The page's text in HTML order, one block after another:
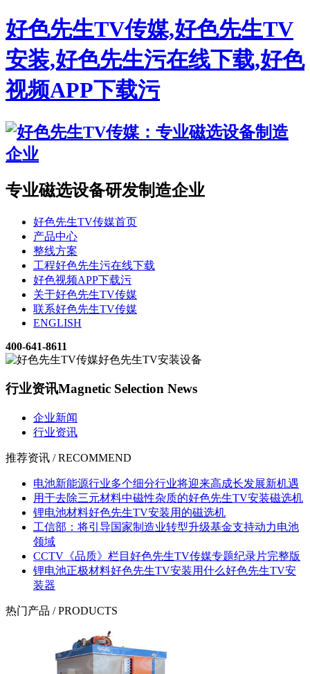
好色先生TV传媒,好色先生TV
安装,好色先生污在线下载,好色
视频APP下载污
专业磁选设备研发制造企业
好色先生TV传媒首页
产品中心
整线方案
工程好色先生污在线下载
好色视频APP下载污
关于好色先生TV传媒
联系好色先生TV传媒
ENGLISH
400-641-8611
行业资讯Magnetic Selection News
企业新闻
行业资讯
推荐资讯 / RECOMMEND
电池新能源行业多个细分行业将迎来高成长发展新机遇
用于去除三元材料中磁性杂质的好色先生TV安装磁选机
锂电池材料好色先生TV安装用的磁选机
工信部：将引导国家制造业转型升级基金支持动力电池
领域
CCTV《品质》栏目好色先生TV传媒专题纪录片完整版
锂电池正极材料好色先生TV安装用什么好色先生TV安
装器
热门产品 / PRODUCTS